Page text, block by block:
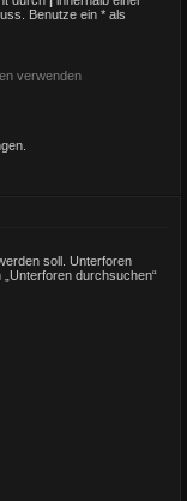
Benutze ein * als
verwenden
soll. Unterforen
durchsuchen“